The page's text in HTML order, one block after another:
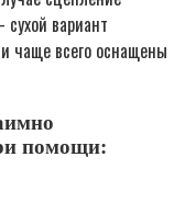
вариант
чаще всего оснащены
помощи: